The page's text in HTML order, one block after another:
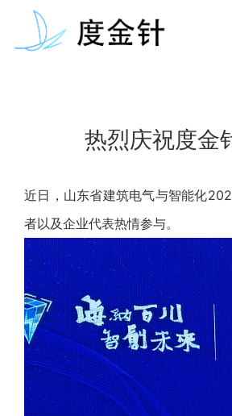
热烈庆祝度金
近日，山东省建筑电气与智能化
者以及企业代表热情参与。